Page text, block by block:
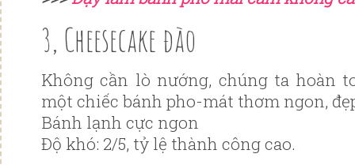
3, Cheesecake đào
Không cần lò nướng, chúng ta hoàn
một chiếc bánh pho-mát thơm ngon,
Bánh lạnh cực ngon
Độ khó: 2/5, tỷ lệ thành công cao.